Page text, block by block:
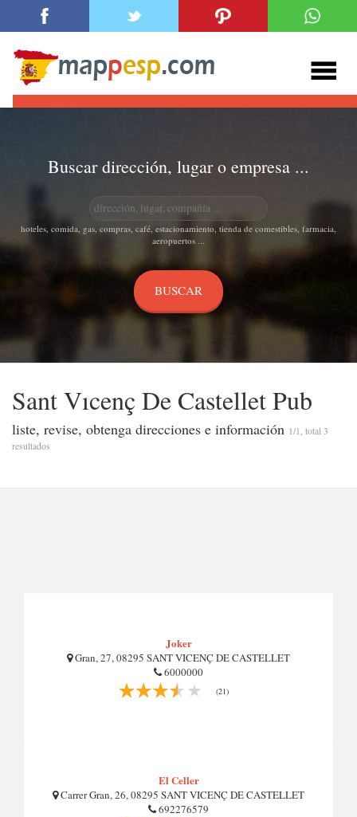
Buscar dirección, lugar o empresa ...
hoteles, comida, gas, compras, café, estacionamiento, tienda de comestibles, farmacia,
aeropuertos ...
Sant Vıcenç De Castellet Pub
liste, revise, obtenga direcciones e información 1/1, total 3
resultados
Joker
Gran, 27, 08295 SANT VICENÇ DE CASTELLET
6000000
(21)
El Celler
Carrer Gran, 26, 08295 SANT VICENÇ DE CASTELLET
692276579